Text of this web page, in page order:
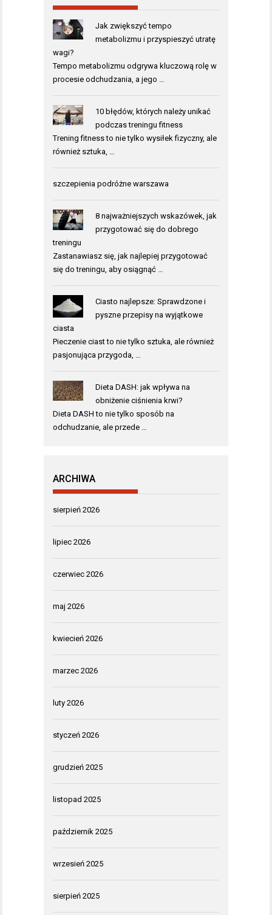
Jak zwiększyć tempo
metabolizmu i przyspieszyć utratę
wagi?
Tempo metabolizmu odgrywa kluczową rolę w
procesie odchudzania, a jego …
10 błędów, których należy unikać
podczas treningu fitness
Trening fitness to nie tylko wysiłek fizyczny, ale
również sztuka, …
szczepienia podróżne warszawa
8 najważniejszych wskazówek, jak
przygotować się do dobrego
treningu
Zastanawiasz się, jak najlepiej przygotować
się do treningu, aby osiągnąć …
Ciasto najlepsze: Sprawdzone i
pyszne przepisy na wyjątkowe
ciasta
Pieczenie ciast to nie tylko sztuka, ale również
pasjonująca przygoda, …
Dieta DASH: jak wpływa na
obniżenie ciśnienia krwi?
Dieta DASH to nie tylko sposób na
odchudzanie, ale przede …
ARCHIWA
sierpień 2026
lipiec 2026
czerwiec 2026
maj 2026
kwiecień 2026
marzec 2026
luty 2026
styczeń 2026
grudzień 2025
listopad 2025
październik 2025
wrzesień 2025
sierpień 2025